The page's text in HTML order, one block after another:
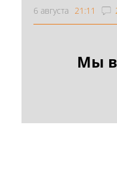
6 августа 21:11
Мы в